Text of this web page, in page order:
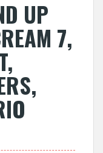
UP
7,